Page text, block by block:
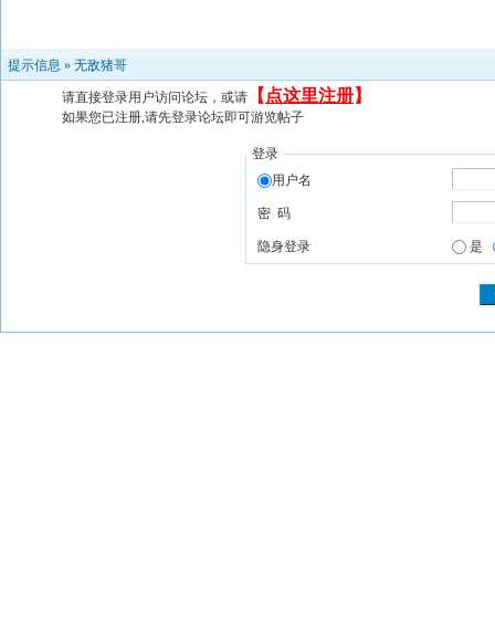
提示信息 » 无敌猪哥
请直接登录用户访问论坛，或请 【 点这里注册】
如果您已注册,请先登录论坛即可游览帖子
登录
用户名
密 码
隐身登录 是